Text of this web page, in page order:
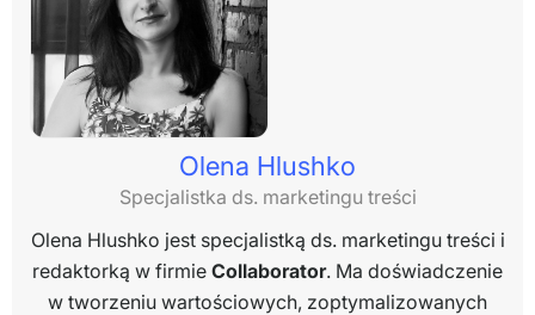
Olena Hlushko
Specjalistka ds. marketingu treści
Olena Hlushko jest specjalistką ds. marketingu treści i
redaktorką w firmie Collaborator. Ma doświadczenie
w tworzeniu wartościowych, zoptymalizowanych